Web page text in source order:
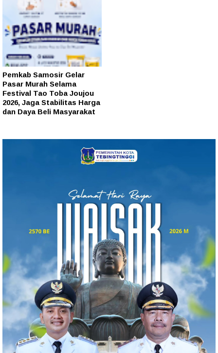
Pemkab Samosir Gelar
Pasar Murah Selama
Festival Tao Toba Joujou
2026, Jaga Stabilitas Harga
dan Daya Beli Masyarakat